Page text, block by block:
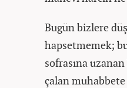
Bugün bizlere
hapsetmemek;
sofrasına uzanan
çalan